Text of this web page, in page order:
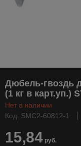
Дюбель-гвоздь
(1 кг в карт.уп.)
Нет в наличии
Код: SMC2-60812-1
15,84 руб.